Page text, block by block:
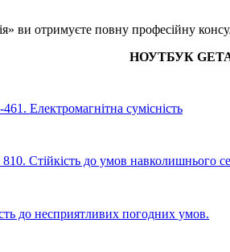
ви отримуєте повну професійну
НОУТБУК
Електромагнітна сумісність
Стійкість до умов навколишнього
до несприятливих погодних умов.